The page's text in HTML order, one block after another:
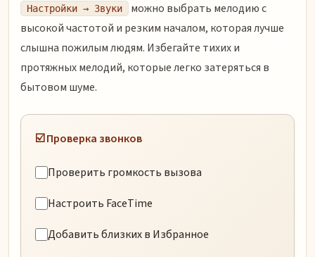
Настройки → Звуки
можно выбрать мелодию с
высокой частотой и резким началом, которая лучше
слышна пожилым людям. Избегайте тихих и
протяжных мелодий, которые легко затеряться в
бытовом шуме.
☑️ Проверка звонков
Проверить громкость вызова
Настроить FaceTime
Добавить близких в Избранное